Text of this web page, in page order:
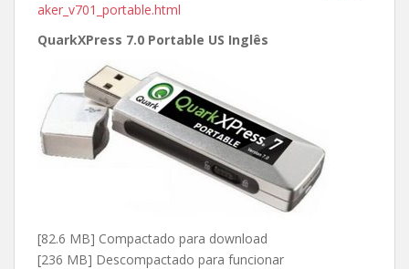
aker_v701_portable.html
QuarkXPress 7.0 Portable US Inglês
[82.6 MB] Compactado para download
[236 MB] Descompactado para funcionar